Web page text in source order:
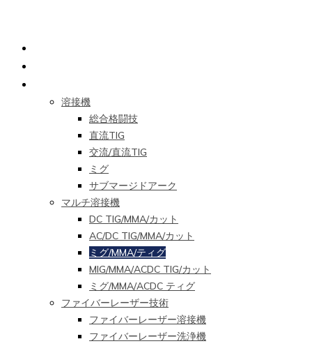
溶接機
総合格闘技
直流TIG
交流/直流TIG
ミグ
サブマージドアーク
マルチ溶接機
DC TIG/MMA/カット
AC/DC TIG/MMA/カット
ミグ/MMA/ティグ
MIG/MMA/ACDC TIG/カット
ミグ/MMA/ACDC ティグ
ファイバーレーザー技術
ファイバーレーザー溶接機
ファイバーレーザー洗浄機